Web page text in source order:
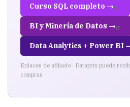
Curso SQL completo →
BI y Minería de Datos →
Data Analytics + Power BI
Enlaces de afiliado · Dataprix puede
compras